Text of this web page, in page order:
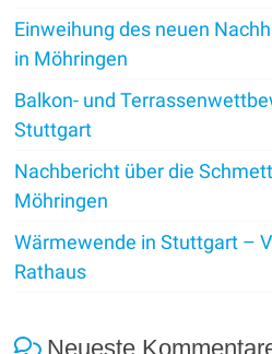
Einweihung des neuen
in Möhringen
Balkon- und
Stuttgart
Nachbericht über die
Möhringen
Wärmewende in Stuttgart –
Rathaus
Neueste